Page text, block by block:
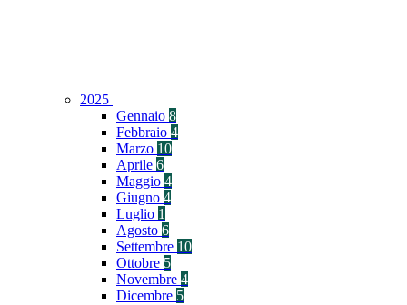
2025
Gennaio 8
Febbraio 4
Marzo 10
Aprile 6
Maggio 4
Giugno 4
Luglio 1
Agosto 6
Settembre 10
Ottobre 5
Novembre 4
Dicembre 5